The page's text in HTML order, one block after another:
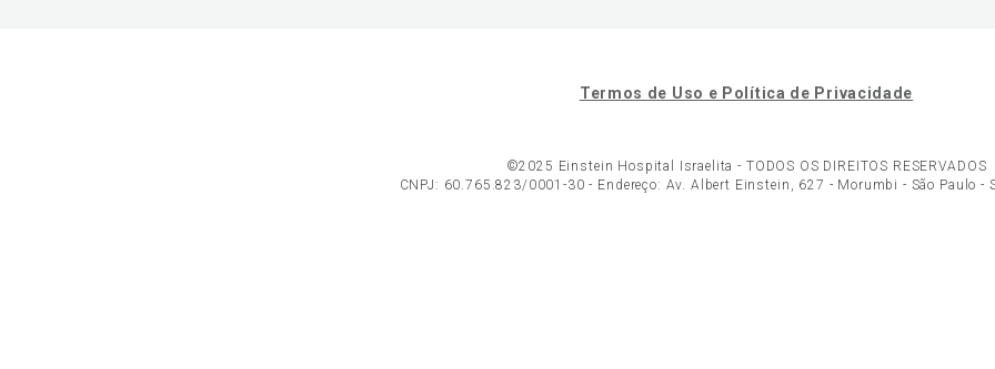
Termos de Uso e Política de Privacidade
©2025 Einstein Hospital Israelita - TODOS OS DIREITOS RESERVADOS
CNPJ: 60.765.823/0001-30 - Endereço: Av. Albert Einstein, 627 - Morumbi - São Paulo -